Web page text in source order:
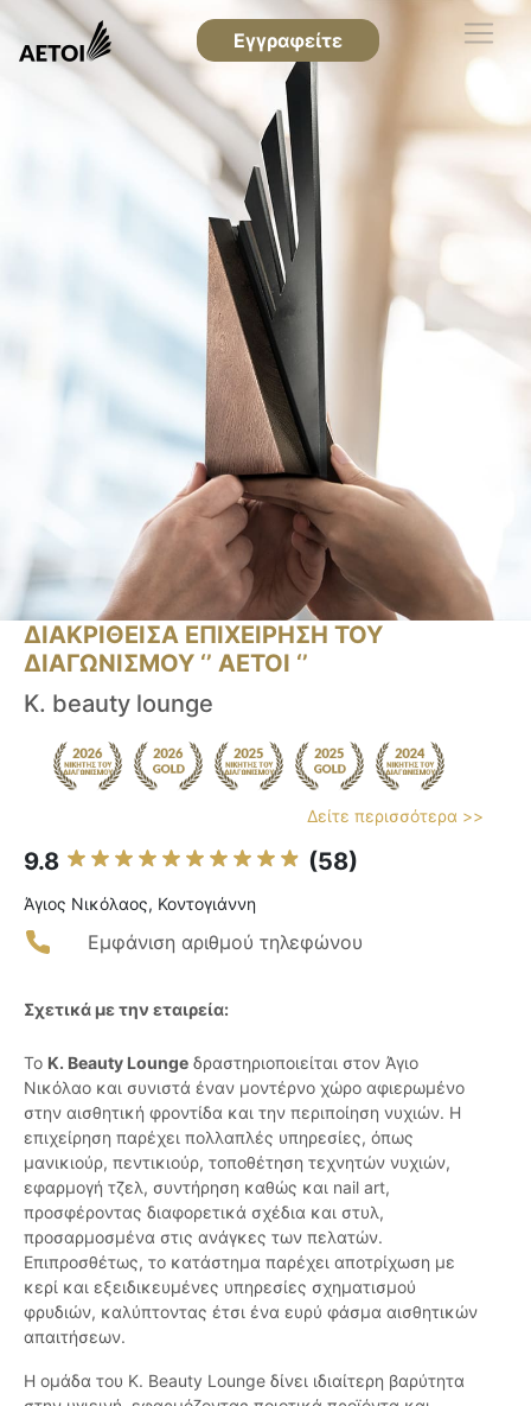
Εγγραφείτε
ΔΙΑΚΡΙΘΕΙΣΑ ΕΠΙΧΕΙΡΗΣΗ ΤΟΥ
ΔΙΑΓΩΝΙΣΜΟΥ ‘’ ΑΕΤΟΙ ‘’
K. beauty lounge
Δείτε περισσότερα >>
9.8 (58)
Άγιος Νικόλαος, Κοντογιάννη
Εμφάνιση αριθμού τηλεφώνου
Σχετικά με την εταιρεία:
Το K. Beauty Lounge δραστηριοποιείται στον Άγιο
Νικόλαο και συνιστά έναν μοντέρνο χώρο αφιερωμένο
στην αισθητική φροντίδα και την περιποίηση νυχιών. H
επιχείρηση παρέχει πολλαπλές υπηρεσίες, όπως
μανικιούρ, πεντικιούρ, τοποθέτηση τεχνητών νυχιών,
εφαρμογή τζελ, συντήρηση καθώς και nail art,
προσφέροντας διαφορετικά σχέδια και στυλ,
προσαρμοσμένα στις ανάγκες των πελατών.
Επιπροσθέτως, το κατάστημα παρέχει αποτρίχωση με
κερί και εξειδικευμένες υπηρεσίες σχηματισμού
φρυδιών, καλύπτοντας έτσι ένα ευρύ φάσμα αισθητικών
απαιτήσεων.
Η ομάδα του K. Beauty Lounge δίνει ιδιαίτερη βαρύτητα